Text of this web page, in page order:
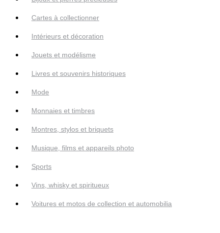
Cartes à collectionner
Intérieurs et décoration
Jouets et modélisme
Livres et souvenirs historiques
Mode
Monnaies et timbres
Montres, stylos et briquets
Musique, films et appareils photo
Sports
Vins, whisky et spiritueux
Voitures et motos de collection et automobilia